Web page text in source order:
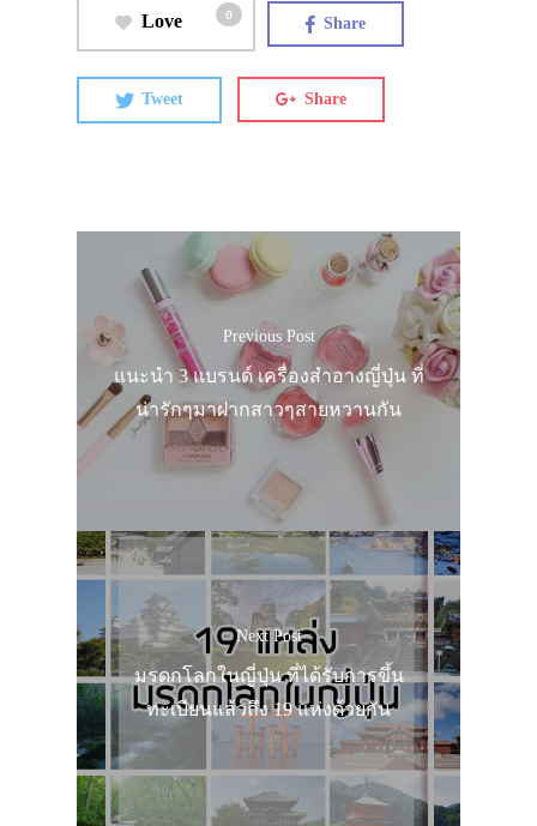
Love 0 Share
Tweet Share
Previous Post
แนะนำ 3 แบรนด์ เครื่องสำอางญี่ปุ่น ที่
น่ารักๆมาฝากสาวๆสายหวานกัน
Next Post
มรดกโลกในญี่ปุ่น ที่ได้รับการขึ้น
ทะเบียนแล้วถึง 19 แห่งด้วยกัน
ประเทศญี่ปุ่น
เที่ยวญี่ปุ่นด้ว
เอง
รถบัส
เดินทาง
ทัวร์